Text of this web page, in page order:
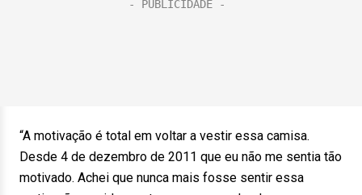
“A motivação é total em voltar a vestir essa camisa.
Desde 4 de dezembro de 2011 que eu não me sentia tão
motivado. Achei que nunca mais fosse sentir essa